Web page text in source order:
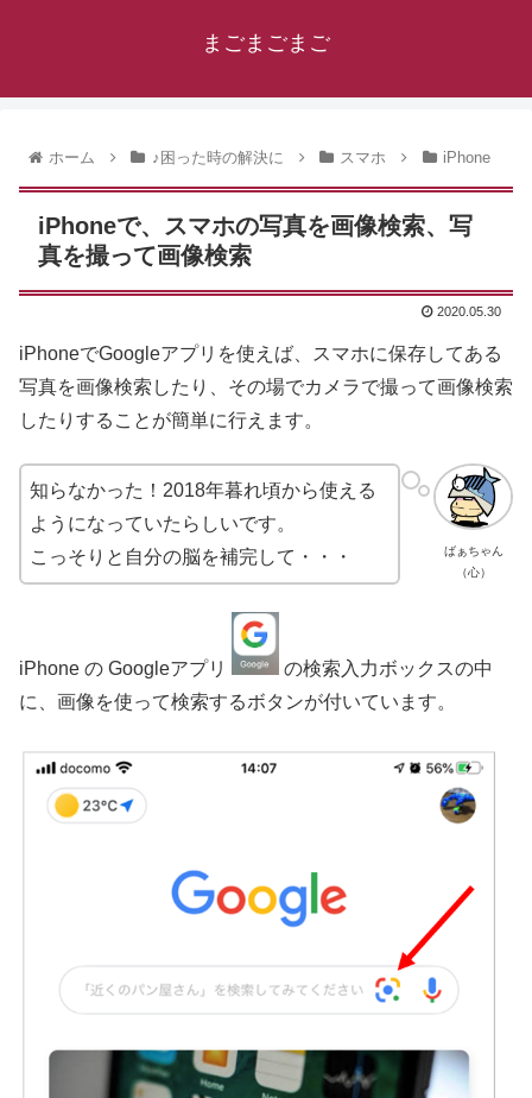
まごまごまご
ホーム ♪困った時の解決に スマホ iPhone
iPhoneで、スマホの写真を画像検索、写
真を撮って画像検索
2020.05.30
iPhoneでGoogleアプリを使えば、スマホに保存してある
写真を画像検索したり、その場でカメラで撮って画像検索
したりすることが簡単に行えます。
ばぁちゃん
（心）
知らなかった！2018年暮れ頃から使える
ようになっていたらしいです。
こっそりと自分の脳を補完して・・・
iPhone の Googleアプリ
の検索入力ボックスの中
に、画像を使って検索するボタンが付いています。